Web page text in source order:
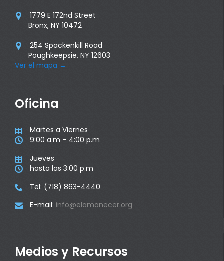

1779 E 172nd Street
Bronx, NY 10472

254 Spackenkill Road
Poughkeepsie, NY 12603
Ver el mapa →
Oficina
 Martes a Viernes
 9:00 a.m – 4:00 p.m
 Jueves
 hasta las 3:00 p.m
 Tel: (718) 863-4440
 E-mail: info@elamanecer.org
Medios y Recursos